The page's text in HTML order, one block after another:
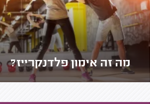
מה זה אימון פלדנקרייז?